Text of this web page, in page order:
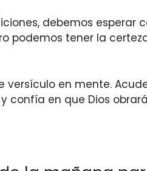
debemos
podemos tener la
en mente.
confía en que Dios